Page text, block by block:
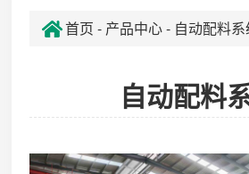
首页 - 产品中心- 自动配料
自动配料